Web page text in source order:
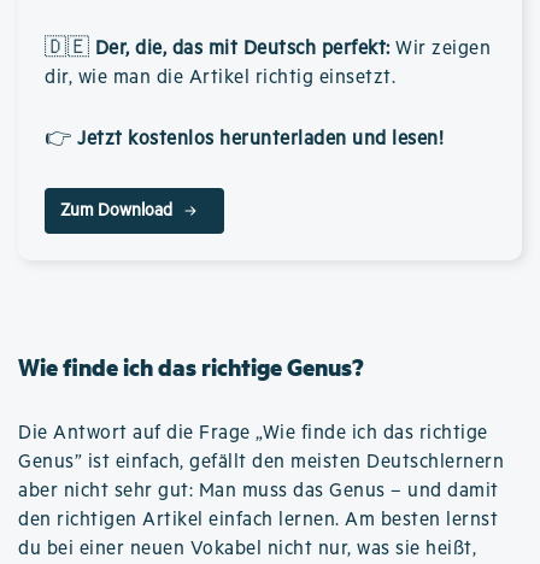
🇩🇪 Der, die, das mit Deutsch perfekt: Wir zeigen
dir, wie man die Artikel richtig einsetzt.
👉 Jetzt kostenlos herunterladen und lesen!
Zum Download
Wie finde ich das richtige Genus?
Die Antwort auf die Frage „Wie finde ich das richtige
Genus” ist einfach, gefällt den meisten Deutschlernern
aber nicht sehr gut: Man muss das Genus – und damit
den richtigen Artikel einfach lernen. Am besten lernst
du bei einer neuen Vokabel nicht nur, was sie heißt,